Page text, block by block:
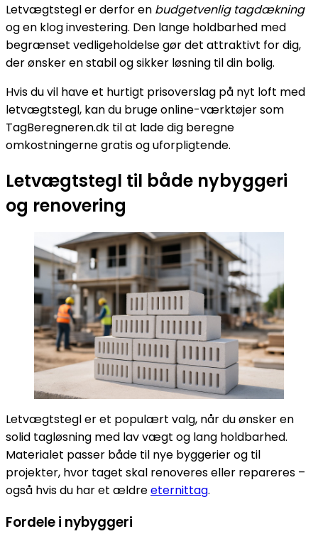
Letvægtstegl er derfor en budgetvenlig tagdækning
og en klog investering. Den lange holdbarhed med
begrænset vedligeholdelse gør det attraktivt for dig,
der ønsker en stabil og sikker løsning til din bolig.
Hvis du vil have et hurtigt prisoverslag på nyt loft med
letvægtstegl, kan du bruge online-værktøjer som
TagBeregneren.dk til at lade dig beregne
omkostningerne gratis og uforpligtende.
Letvægtstegl til både nybyggeri
og renovering
Letvægtstegl er et populært valg, når du ønsker en
solid tagløsning med lav vægt og lang holdbarhed.
Materialet passer både til nye byggerier og til
projekter, hvor taget skal renoveres eller repareres –
også hvis du har et ældreeternittag.
Fordele i nybyggeri